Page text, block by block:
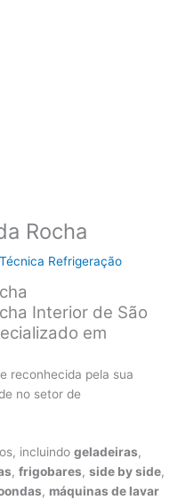
Rocha
Refrigeração
Interior de São
em
reconhecida pela sua
no setor de
incluindogeladeiras,
,frigobares,side by side,
, máquinas de lavar